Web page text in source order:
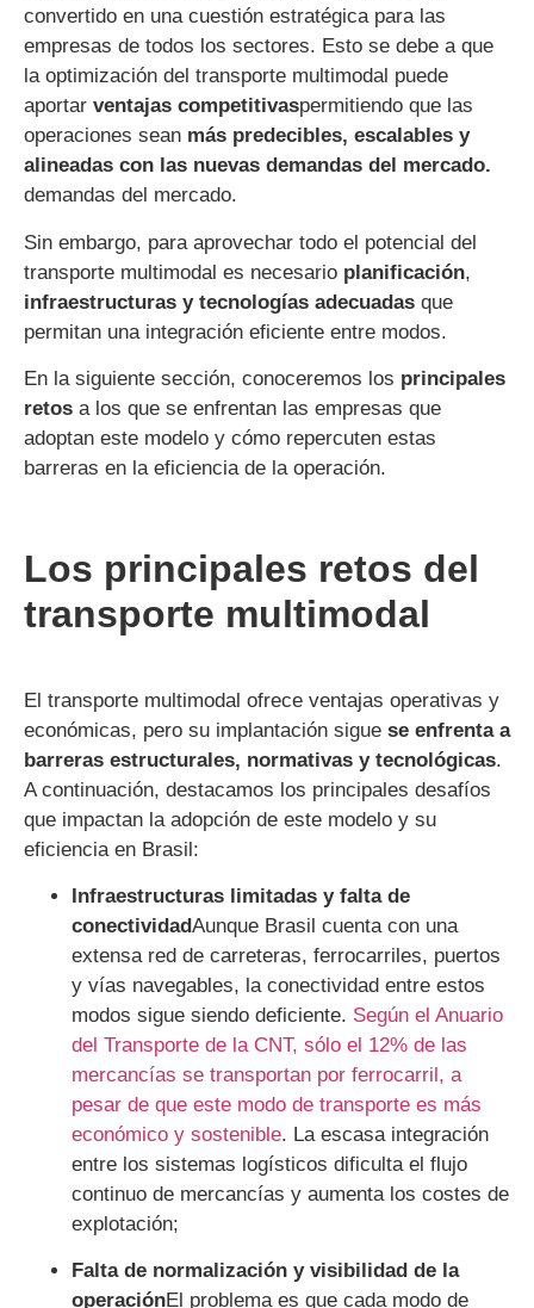
convertido en una cuestión estratégica para las
empresas de todos los sectores. Esto se debe a que
la optimización del transporte multimodal puede
aportar ventajas competitivaspermitiendo que las
operaciones sean más predecibles, escalables y
alineadas con las nuevas demandas del mercado.
demandas del mercado.
Sin embargo, para aprovechar todo el potencial del
transporte multimodal es necesario planificación,
infraestructuras y tecnologías adecuadas que
permitan una integración eficiente entre modos.
En la siguiente sección, conoceremos los principales
retos a los que se enfrentan las empresas que
adoptan este modelo y cómo repercuten estas
barreras en la eficiencia de la operación.
Los principales retos del
transporte multimodal
El transporte multimodal ofrece ventajas operativas y
económicas, pero su implantación sigue se enfrenta a
barreras estructurales, normativas y tecnológicas.
A continuación, destacamos los principales desafíos
que impactan la adopción de este modelo y su
eficiencia en Brasil:
Infraestructuras limitadas y falta de
conectividadAunque Brasil cuenta con una
extensa red de carreteras, ferrocarriles, puertos
y vías navegables, la conectividad entre estos
modos sigue siendo deficiente. Según el Anuario
del Transporte de la CNT, sólo el 12% de las
mercancías se transportan por ferrocarril, a
pesar de que este modo de transporte es más
económico y sostenible. La escasa integración
entre los sistemas logísticos dificulta el flujo
continuo de mercancías y aumenta los costes de
explotación;
Falta de normalización y visibilidad de la
operaciónEl problema es que cada modo de